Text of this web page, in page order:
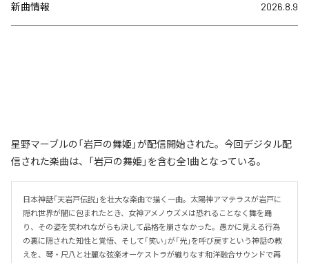
新曲情報 2026.8.9
星野マーブルの「岩戸の舞姫」が配信開始された。今回デジタル配
信された楽曲は、「岩戸の舞姫」を含む全1曲となっている。
日本神話「天岩戸伝説」を壮大な楽曲で描く一曲。太陽神アマテラスが岩戸に
隠れ世界が闇に包まれたとき、女神アメノウズメは恐れることなく舞を踊
り、その姿を笑われながらも決して品格を崩さなかった。愚かに見える行為
の裏に隠された知性と覚悟、そして「笑い」が「光」を呼び戻すという神話の教
えを、琴・尺八と壮麗な弦楽オーケストラが織りなす和洋融合サウンドで再